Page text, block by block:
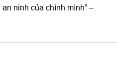
ninh của chính mình” –